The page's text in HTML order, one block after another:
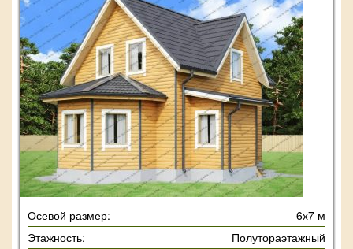
Осевой размер:
6х7 м
Этажность:
Полутораэтажный